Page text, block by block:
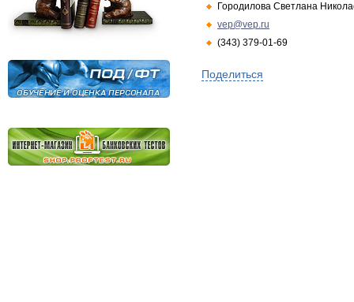
Городилова Светлана
vep@vep.ru
(343) 379-01-69
Поделиться